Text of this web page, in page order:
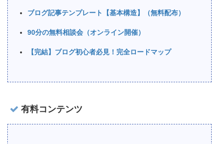
ブログ記事テンプレート【基本構造】（無料配布）
90分の無料相談会（オンライン開催）
【完結】ブログ初心者必見！完全ロードマップ
有料コンテンツ